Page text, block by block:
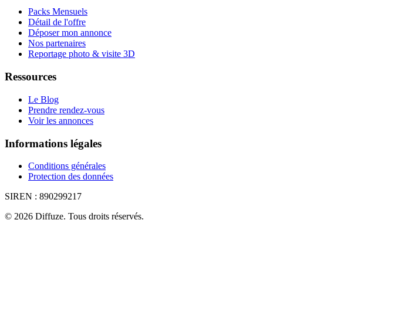
Packs Mensuels
Détail de l'offre
Déposer mon annonce
Nos partenaires
Reportage photo & visite 3D
Ressources
Le Blog
Prendre rendez-vous
Voir les annonces
Informations légales
Conditions générales
Protection des données
SIREN : 890299217
© 2026 Diffuze. Tous droits réservés.